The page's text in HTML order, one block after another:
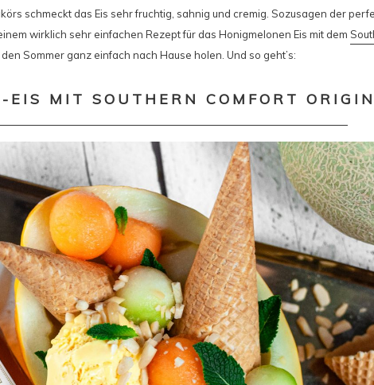
schmeckt das Eis sehr fruchtig, sahnig und cremig. Sozusagen der
wirklich sehr einfachen Rezept für das Honigmelonen Eis mit dem
Sommer ganz einfach nach Hause holen. Und so geht’s:
EIS MIT SOUTHERN COMFORT